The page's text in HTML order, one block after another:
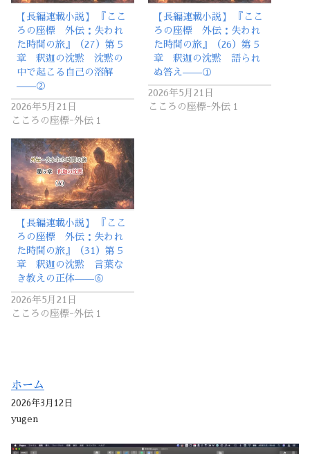
【長編連載小説】 『ここ
ろの座標 外伝：失われ
た時間の旅』（27）第５
章 釈迦の沈黙 沈黙の
中で起こる自己の溶解
——②
2026年5月21日
こころの座標ｰ外伝１
【長編連載小説】 『ここ
ろの座標 外伝：失われ
た時間の旅』（26）第５
章 釈迦の沈黙 語られ
ぬ答え——①
2026年5月21日
こころの座標ｰ外伝１
【長編連載小説】 『ここ
ろの座標 外伝：失われ
た時間の旅』（31）第５
章 釈迦の沈黙 言葉な
き教えの正体——⑥
2026年5月21日
こころの座標ｰ外伝１
ホーム
2026年3月12日
yugen